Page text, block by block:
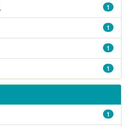
1
1
1
1
1